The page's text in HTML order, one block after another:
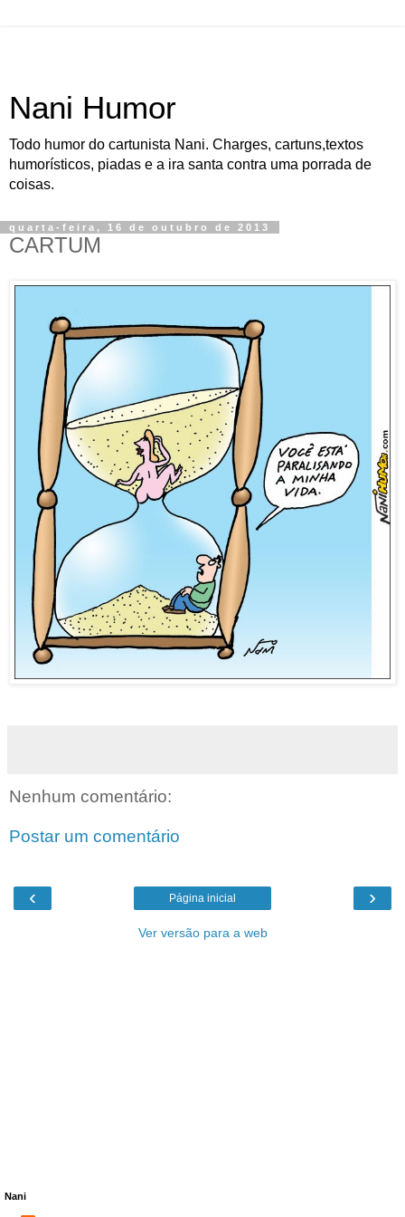
Nani Humor
Todo humor do cartunista Nani. Charges, cartuns,textos
humorísticos, piadas e a ira santa contra uma porrada de
coisas.
quarta-feira, 16 de outubro de 2013
CARTUM
Nenhum comentário:
Postar um comentário
‹ ›
Página inicial
Ver versão para a web
Nani